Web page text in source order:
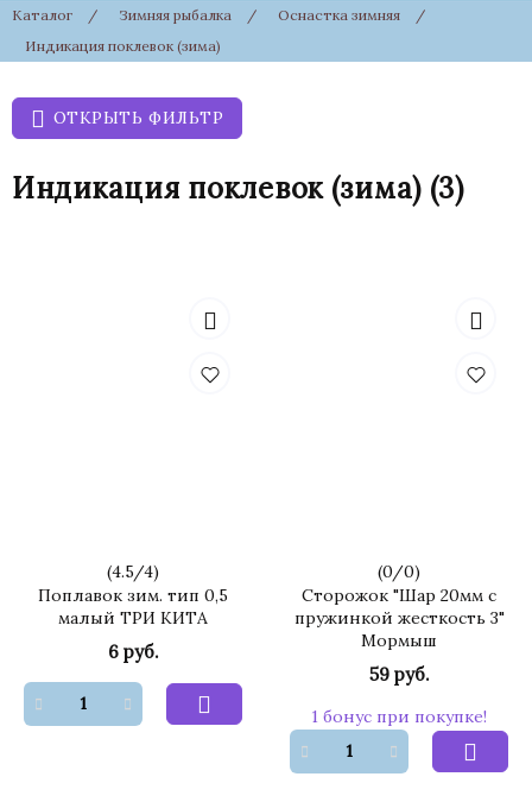
Каталог / Зимняя рыбалка / Оснастка зимняя
/
Индикация поклевок (зима)
ОТКРЫТЬ ФИЛЬТР
Индикация поклевок (зима) (3)
(4.5/4)
Поплавок зим. тип 0,5
малый ТРИ КИТА
6 руб.
(0/0)
Сторожок "Шар 20мм с
пружинкой жесткость 3"
Мормыш
59 руб.
1 бонус при покупке!